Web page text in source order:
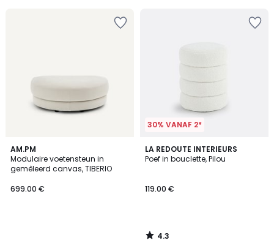
AM.PM
Modulaire voetensteun in
gemêleerd canvas, TIBERIO
699.00 €
30% VANAF 2*
LA REDOUTE INTERIEURS
Poef in bouclette, Pilou
119.00 €
4.3
/ 5
4.3
/